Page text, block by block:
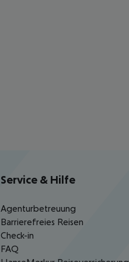
Service & Hilfe
Agenturbetreuung
Barrierefreies Reisen
Check-in
FAQ